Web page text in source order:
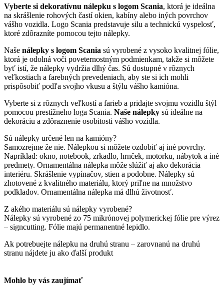
Vyberte si dekoratívnu nálepku s logom Scania, ktorá je ideálna
na skrášlenie rohových častí okien, kabíny alebo iných povrchov
vášho vozidla. Logo Scania predstavuje silu a technickú vyspelosť,
ktoré zdôrazníte pomocou tejto nálepky.
Naše nálepky s logom Scania sú vyrobené z vysoko kvalitnej fólie,
ktorá je odolná voči poveternostným podmienkam, takže si môžete
byť istí, že nálepky vydržia dlhý čas. Sú dostupné v rôznych
veľkostiach a farebných prevedeniach, aby ste si ich mohli
prispôsobiť podľa svojho vkusu a štýlu vášho kamióna.
Vyberte si z rôznych veľkostí a farieb a pridajte svojmu vozidlu štýl
pomocou prestížneho loga Scania. Naše nálepky sú ideálne na
dekoráciu a zdôraznenie osobitosti vášho vozidla.
Sú nálepky určené len na kamióny?
Samozrejme že nie. Nálepkou si môžete ozdobiť aj iné povrchy.
Napríklad: okno, notebook, zrkadlo, hrnček, motorku, nábytok a iné
predmety. Ornamentálna nálepka môže slúžiť aj ako dekorácia
interiéru. Skrášlenie vypínačov, stien a podobne. Nálepky sú
zhotovené z kvalitného materiálu, ktorý priľne na množstvo
podkladov. Ornamentálna nálepka má dlhú životnosť.
Z akého materiálu sú nálepky vyrobené?
Nálepky sú vyrobené zo 75 mikrónovej polymerickej fólie pre výrez
– signcutting. Fólie majú permanentné lepidlo.
Ak potrebuejte nálepku na druhú stranu – zarovnanú na druhú
stranu nájdete ju ako ďalší produkt
Mohlo by vás zaujímať